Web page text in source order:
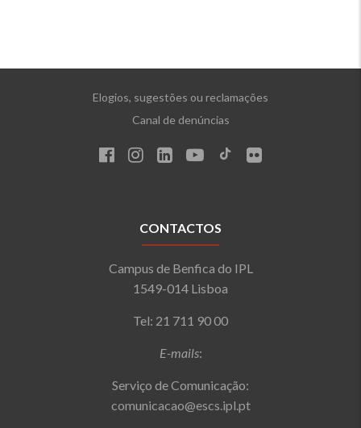
Elogios, sugestões ou reclamações
Canal de denúncias
CONTACTOS
Campus de Benfica do IPL
1549-014 Lisboa
Tel: 21 711 90 00
E-mails:
Serviço de Comunicação:
comunicacao@escs.ipl.pt